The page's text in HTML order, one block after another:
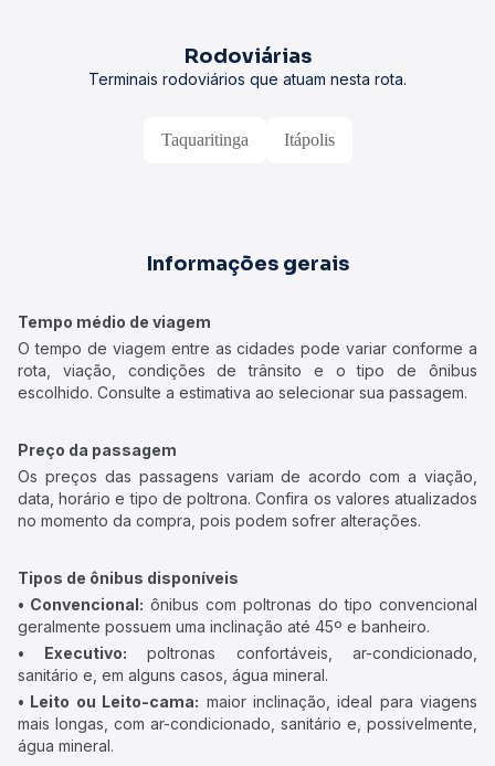
Rodoviárias
Terminais rodoviários que atuam nesta rota.
Taquaritinga Itápolis
Informações gerais
Tempo médio de viagem
O tempo de viagem entre as cidades pode variar conforme a
rota, viação, condições de trânsito e o tipo de ônibus
escolhido. Consulte a estimativa ao selecionar sua passagem.
Preço da passagem
Os preços das passagens variam de acordo com a viação,
data, horário e tipo de poltrona. Confira os valores atualizados
no momento da compra, pois podem sofrer alterações.
Tipos de ônibus disponíveis
• Convencional: ônibus com poltronas do tipo convencional
geralmente possuem uma inclinação até 45º e banheiro.
• Executivo: poltronas confortáveis, ar-condicionado,
sanitário e, em alguns casos, água mineral.
• Leito ou Leito-cama: maior inclinação, ideal para viagens
mais longas, com ar-condicionado, sanitário e, possivelmente,
água mineral.